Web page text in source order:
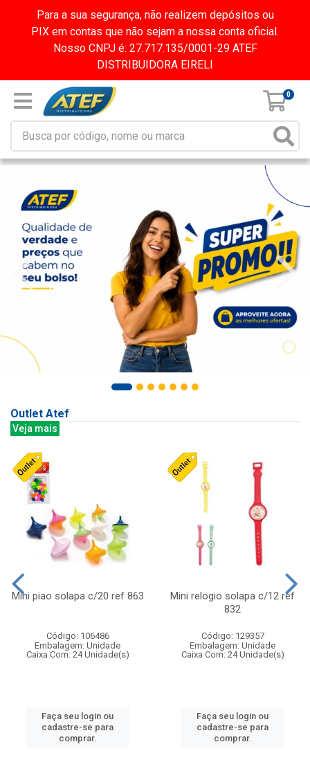
Para a sua segurança, não realizem depósitos ou
PIX em contas que não sejam a nossa conta oficial.
Nosso CNPJ é: 27.717.135/0001-29 ATEF
DISTRIBUIDORA EIRELI
0
Outlet Atef
Veja mais
Mini piao solapa c/20 ref 863
Código: 106486
Embalagem: Unidade
Caixa Com: 24 Unidade(s)
Faça seu login ou
cadastre-se para
comprar.
Mini relogio solapa c/12 ref
832
Código: 129357
Embalagem: Unidade
Caixa Com: 24 Unidade(s)
Faça seu login ou
cadastre-se para
comprar.